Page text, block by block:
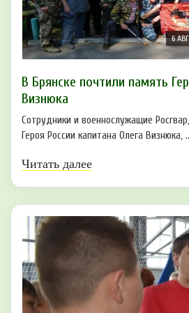
6
В Брянске почтили память
Визнюка
Сотрудники и военнослужащие
Героя России капитана Олега Визнюка,
Читать далее